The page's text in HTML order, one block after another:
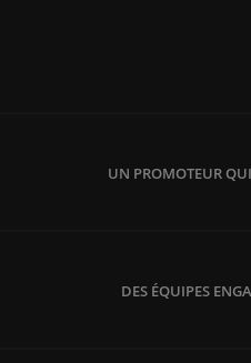
UN PROMOTEUR
DES ÉQUIPES